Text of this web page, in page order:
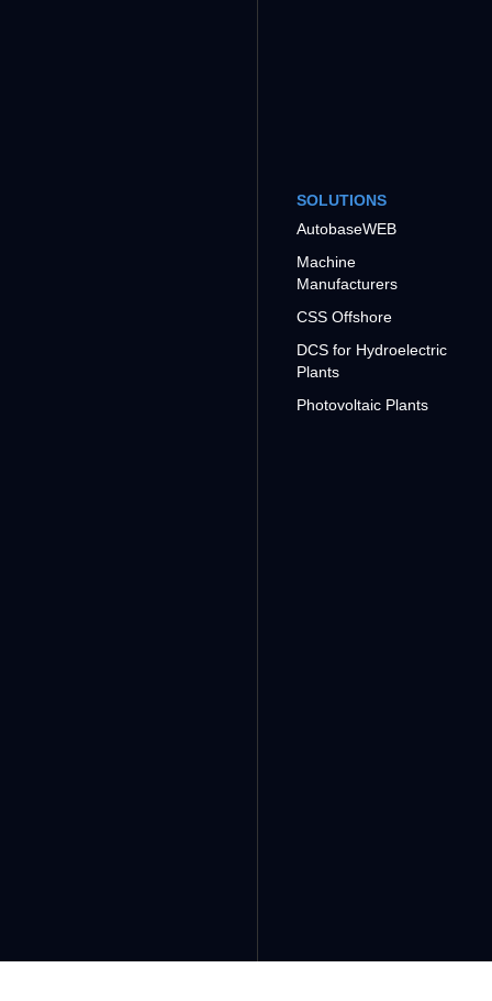
SOLUTIONS
AutobaseWEB
Machine
Manufacturers
CSS Offshore
DCS for Hydroelectric
Plants
Photovoltaic Plants